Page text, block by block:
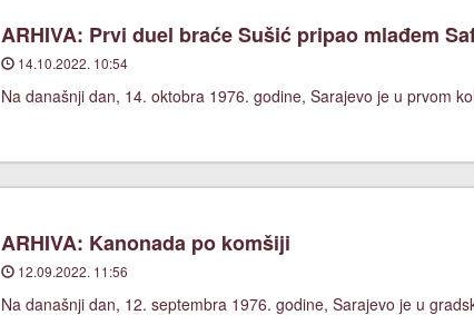
ARHIVA: Prvi duel braće Sušić pripao mlađem
14.10.2022. 10:54
Na današnji dan, 14. oktobra 1976. godine, Sarajevo je u prvom
ARHIVA: Kanonada po komšiji
12.09.2022. 11:56
Na današnji dan, 12. septembra 1976. godine, Sarajevo je u